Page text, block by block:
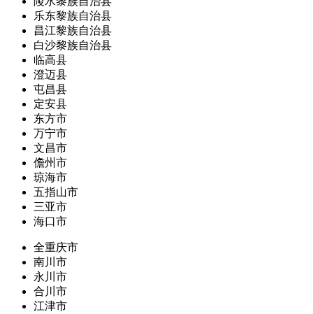
乐东黎族自治县
昌江黎族自治县
白沙黎族自治县
临高县
澄迈县
屯昌县
定安县
东方市
万宁市
文昌市
儋州市
琼海市
五指山市
三亚市
海口市
全重庆市
南川市
永川市
合川市
江津市